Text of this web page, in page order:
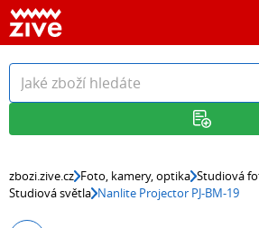
zbozi.zive.cz Foto, kamery, optika Studiová
Studiová světla Nanlite Projector PJ-BM-19